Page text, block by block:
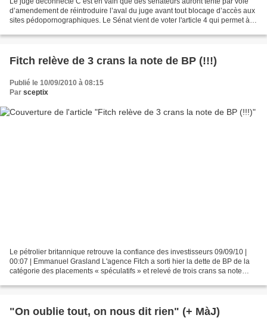
d’amendement de réintroduire l’aval du juge avant tout blocage d’accès aux
sites pédopornographiques. Le Sénat vient de voter l'article 4 qui permet à
Fitch relève de 3 crans la note de BP (!!!)
Publié le 10/09/2010 à 08:15
Par sceptix
Le pétrolier britannique retrouve la confiance des investisseurs 09/09/10 |
00:07 | Emmanuel Grasland L'agence Fitch a sorti hier la dette de BP de la
catégorie des placements « spéculatifs » et relevé de trois crans sa note
"On oublie tout, on nous dit rien" (+ MàJ)